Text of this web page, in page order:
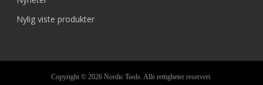
Nylig viste produkter
Copyright © 2026 Nordic Tools. Alle rettigheter reservert.